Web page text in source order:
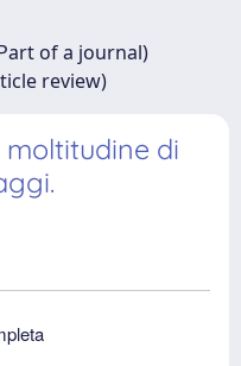
of a journal)
review)
moltitudine di